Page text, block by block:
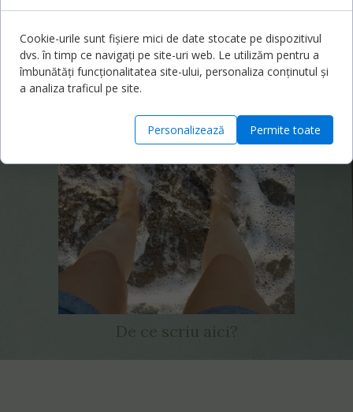
De ce scriu aici?
Cookie-urile sunt fișiere mici de date stocate pe dispozitivul
dvs. în timp ce navigați pe site-uri web. Le utilizăm pentru a
îmbunătăți funcționalitatea site-ului, personaliza conținutul și
a analiza traficul pe site.
Personalizează Permite toate